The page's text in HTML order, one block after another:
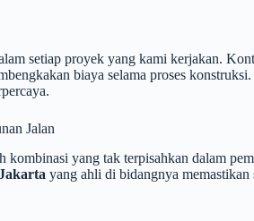
setiap proyek yang kami kerjakan.
biaya selama proses
Jalan
yang tak terpisahkan dalam
yang ahli di bidangnya